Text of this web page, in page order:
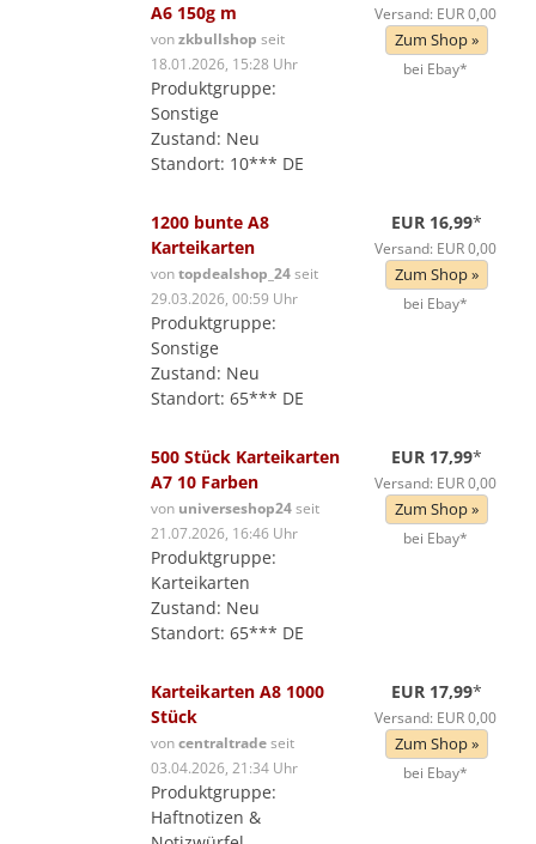
A6 150g m
vonzkbullshop seit
18.01.2026, 15:28 Uhr
Produktgruppe:
Sonstige
Zustand: Neu
Standort: 10*** DE
Versand: EUR 0,00
Zum Shop »
bei Ebay*
1200 bunte A8
Karteikarten
vontopdealshop_24seit
29.03.2026, 00:59 Uhr
Produktgruppe:
Sonstige
Zustand: Neu
Standort: 65*** DE
EUR 16,99*
Versand: EUR 0,00
Zum Shop »
bei Ebay*
500 Stück Karteikarten
A7 10 Farben
von universeshop24seit
21.07.2026, 16:46 Uhr
Produktgruppe:
Karteikarten
Zustand: Neu
Standort: 65*** DE
EUR 17,99*
Versand: EUR 0,00
Zum Shop »
bei Ebay*
Karteikarten A8 1000
Stück
voncentraltradeseit
03.04.2026, 21:34 Uhr
Produktgruppe:
Haftnotizen &
EUR 17,99*
Versand: EUR 0,00
Zum Shop »
bei Ebay*